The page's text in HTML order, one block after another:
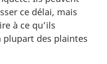
ce délai, mais
à ce qu’ils
plupart des plaintes